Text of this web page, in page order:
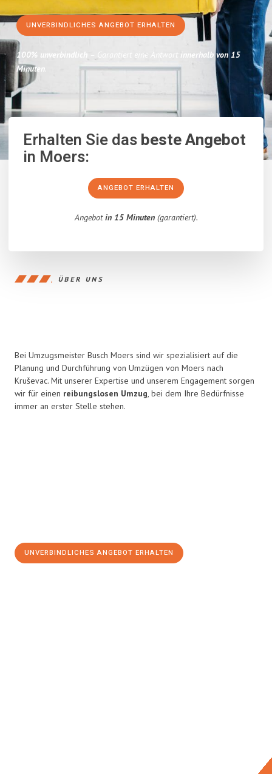
UNVERBINDLICHES ANGEBOT ERHALTEN
100% unverbindlich – Garantiert eine Antwort innerhalb von 15
Minuten.
Erhalten Sie dasbeste Angebot
in Moers:
ANGEBOT ERHALTEN
Angebotin 15 Minuten(garantiert).
ÜBER UNS
Bei Umzugsmeister Busch Moers sind wir spezialisiert auf die
Planung und Durchführung von Umzügen von Moers nach
Kruševac. Mit unserer Expertise und unserem Engagement sorgen
wir für einen reibungslosen Umzug, bei dem Ihre Bedürfnisse
immer an erster Stelle stehen.
UNVERBINDLICHES ANGEBOT ERHALTEN